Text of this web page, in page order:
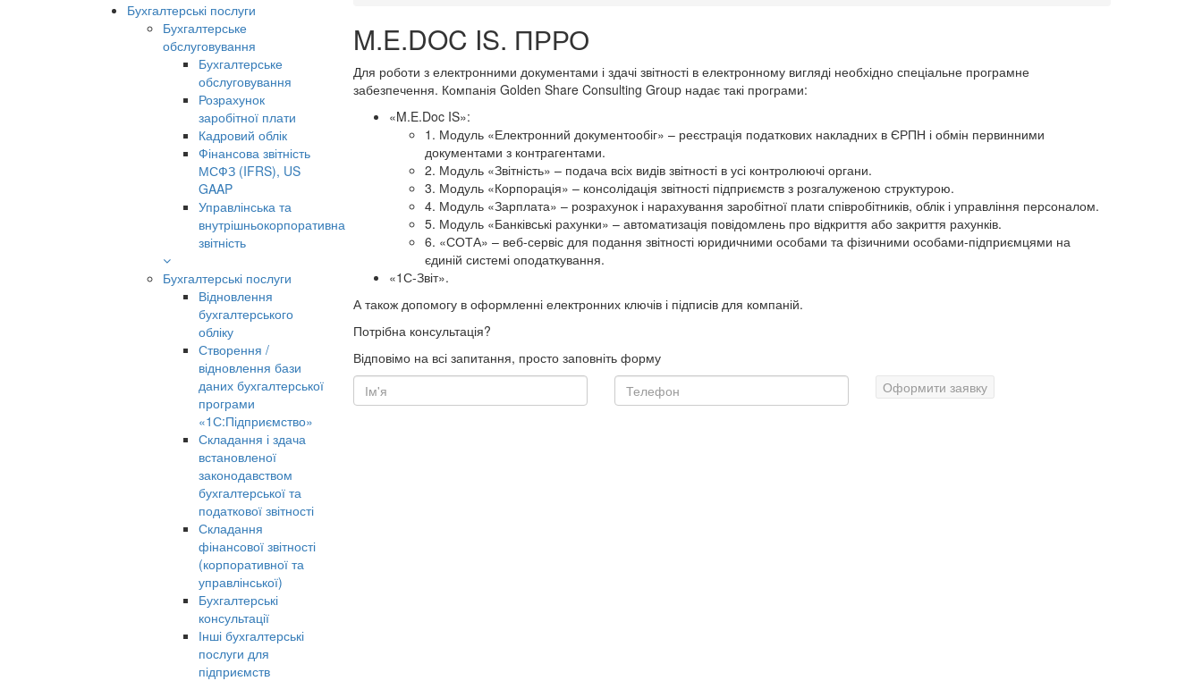
Бухгалтерські послуги
Бухгалтерське
обслуговування
Бухгалтерське
обслуговування
Розрахунок
заробітної плати
Кадровий облік
Фінансова звітність
МСФЗ (IFRS), US
GAAP
Управлінська та
внутрішньокорпоративна
звітність
Бухгалтерські послуги
Відновлення
бухгалтерського
обліку
Створення /
відновлення бази
даних бухгалтерської
програми
«1С:Підприємство»
Складання і здача
встановленої
законодавством
бухгалтерської та
податкової звітності
Складання
фінансової звітності
(корпоративної та
управлінської)
Бухгалтерські
консультації
Інші бухгалтерські
послуги для
підприємств
M.E.DOC IS. ПРРО
Для роботи з електронними документами і здачі звітності в електронному вигляді необхідно спеціальне програмне
забезпечення. Компанія Golden Share Consulting Group надає такі програми:
«M.E.Doc IS»:
1. Модуль «Електронний документообіг» – реєстрація податкових накладних в ЄРПН і обмін первинними
документами з контрагентами.
2. Модуль «Звітність» – подача всіх видів звітності в усі контролюючі органи.
3. Модуль «Корпорація» – консолідація звітності підприємств з розгалуженою структурою.
4. Модуль «Зарплата» – розрахунок і нарахування заробітної плати співробітників, облік і управління персоналом.
5. Модуль «Банківські рахунки» – автоматизація повідомлень про відкриття або закриття рахунків.
6. «СОТА» – веб-сервіс для подання звітності юридичними особами та фізичними особами-підприємцями на
єдиній системі оподаткування.
«1С-Звіт».
А також допомогу в оформленні електронних ключів і підписів для компаній.
Потрібна консультація?
Відповімо на всі запитання, просто заповніть форму